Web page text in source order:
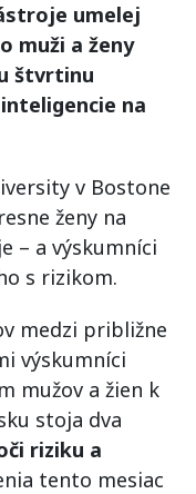
umelej
muži a ženy
štvrtinu
na
v Bostone
ženy na
– a výskumníci
s rizikom.
medzi približne
výskumníci
mužov a žien k
stoja dva
riziku a
tento mesiac